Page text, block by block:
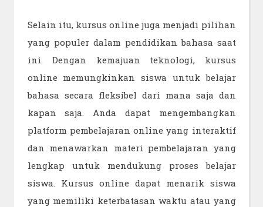
Selain itu, kursus online juga menjadi pilihan
yang populer dalam pendidikan bahasa saat
ini. Dengan kemajuan teknologi, kursus
online memungkinkan siswa untuk belajar
bahasa secara fleksibel dari mana saja dan
kapan saja. Anda dapat mengembangkan
platform pembelajaran online yang interaktif
dan menawarkan materi pembelajaran yang
lengkap untuk mendukung proses belajar
siswa. Kursus online dapat menarik siswa
yang memiliki keterbatasan waktu atau yang